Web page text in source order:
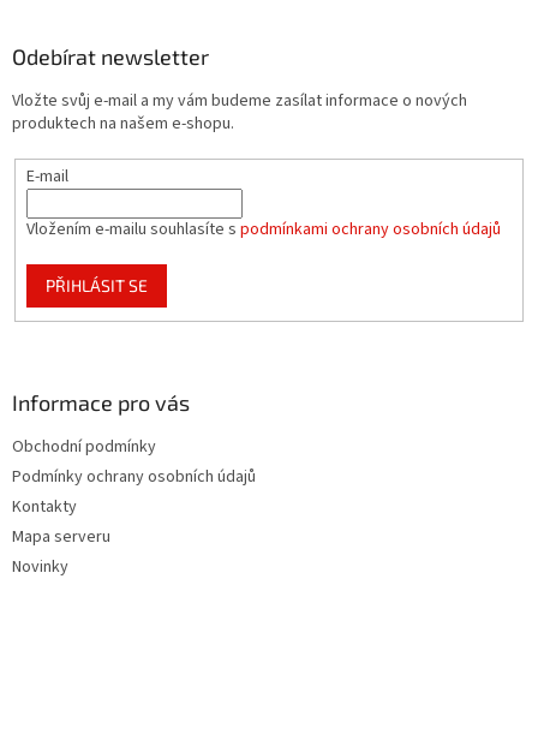
Odebírat newsletter
Vložte svůj e-mail a my vám budeme zasílat informace o nových
produktech na našem e-shopu.
E-mail
Vložením e-mailu souhlasíte s podmínkami ochrany osobních údajů
PŘIHLÁSIT SE
Informace pro vás
Obchodní podmínky
Podmínky ochrany osobních údajů
Kontakty
Mapa serveru
Novinky